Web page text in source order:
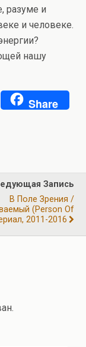
разуме и
и человеке.
нашу
Vi
Share
Запись
В Поле Зрения /
(Person Of
2011-2016